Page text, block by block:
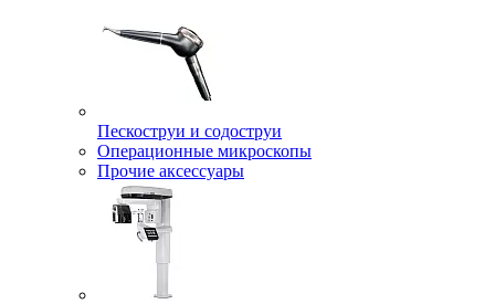
Пескоструи и содоструи
Операционные микроскопы
Прочие аксессуары